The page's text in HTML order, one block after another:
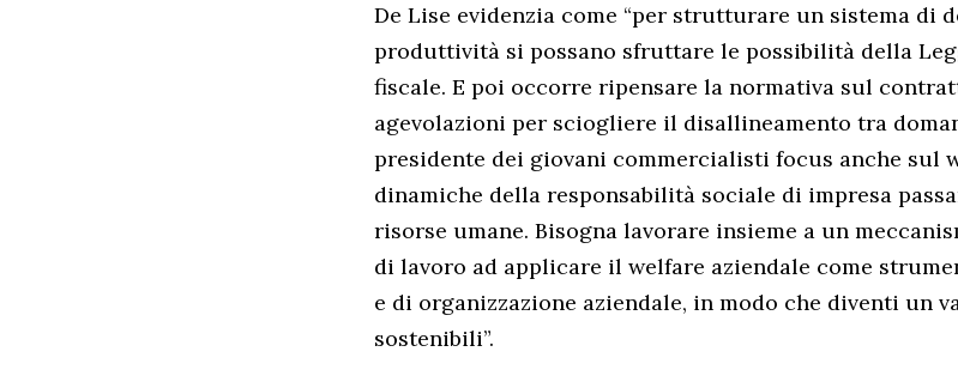
De Lise evidenzia come “per strutturare un sistema di
produttività si possano sfruttare le possibilità della
fiscale. E poi occorre ripensare la normativa sul
agevolazioni per sciogliere il disallineamento tra
presidente dei giovani commercialisti focus anche sul
dinamiche della responsabilità sociale di impresa
risorse umane. Bisogna lavorare insieme a un
di lavoro ad applicare il welfare aziendale come
e di organizzazione aziendale, in modo che diventi un
sostenibili”.